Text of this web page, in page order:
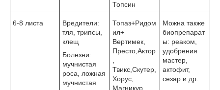
Топсин
6-8 листа
Вредители:
тля, трипсы,
клещ
Болезни:
мучнистая
роса, ложная
мучнистая
Топаз+Ридом
ил+
Вертимек,
Престо,Актор
Твикс,Скутер,
Хорус,
Магникур
Можна также
биопрепарат
ы: реаком,
удобрения
мастер,
актофит,
сезар и др.